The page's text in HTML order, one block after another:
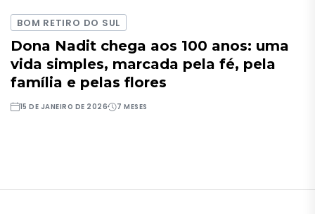
BOM RETIRO DO SUL
Dona Nadit chega aos 100 anos: uma
vida simples, marcada pela fé, pela
família e pelas flores
15 DE JANEIRO DE 2026 7 MESES